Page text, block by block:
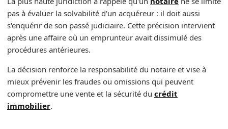
pas à évaluer la solvabilité d'un acquéreur : il doit aussi
s'enquérir de son passé judiciaire. Cette précision intervient
après une affaire où un emprunteur avait dissimulé des
procédures antérieures.
La décision renforce la responsabilité du notaire et vise à
mieux prévenir les fraudes ou omissions qui peuvent
compromettre une vente et la sécurité du crédit
immobilier.